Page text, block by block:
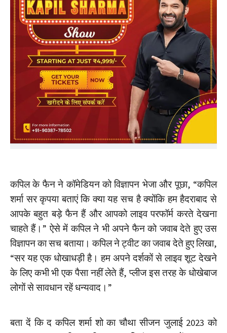
कपिल के फैन ने कॉमेडियन को विज्ञापन भेजा और पूछा, “कपिल
शर्मा सर कृपया बताएं कि क्या यह सच है क्योंकि हम हैदराबाद से
आपके बहुत बड़े फैन हैं और आपको लाइव परफॉर्म करते देखना
चाहते हैं।” ऐसे में कपिल ने भी अपने फैन को जवाब देते हुए उस
विज्ञापन का सच बताया। कपिल ने ट्वीट का जवाब देते हुए लिखा,
“सर यह एक धोखाधड़ी है। हम अपने दर्शकों से लाइव शूट देखने
के लिए कभी भी एक पैसा नहीं लेते हैं, प्लीज इस तरह के धोखेबाज
लोगों से सावधान रहें धन्यवाद।”
बता दें कि द कपिल शर्मा शो का चौथा सीजन जुलाई 2023 को